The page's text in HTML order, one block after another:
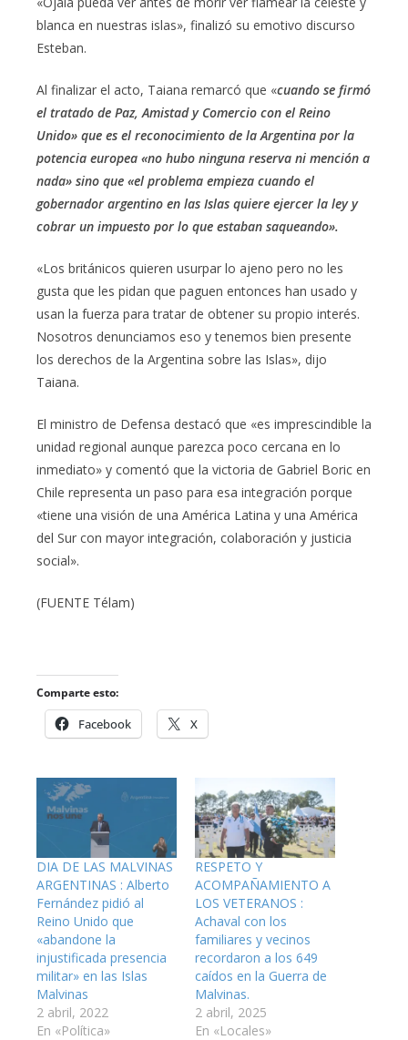
blanca en nuestras islas», finalizó su emotivo discurso
Esteban.
Al finalizar el acto, Taiana remarcó que «cuando se firmó
el tratado de Paz, Amistad y Comercio con el Reino
Unido» que es el reconocimiento de la Argentina por la
potencia europea «no hubo ninguna reserva ni mención a
nada» sino que «el problema empieza cuando el
gobernador argentino en las Islas quiere ejercer la ley y
cobrar un impuesto por lo que estaban saqueando».
«Los británicos quieren usurpar lo ajeno pero no les
gusta que les pidan que paguen entonces han usado y
usan la fuerza para tratar de obtener su propio interés.
Nosotros denunciamos eso y tenemos bien presente
los derechos de la Argentina sobre las Islas», dijo
Taiana.
El ministro de Defensa destacó que «es imprescindible la
unidad regional aunque parezca poco cercana en lo
inmediato» y comentó que la victoria de Gabriel Boric en
Chile representa un paso para esa integración porque
«tiene una visión de una América Latina y una América
del Sur con mayor integración, colaboración y justicia
social».
(FUENTE Télam)
Comparte esto:
Facebook X
DIA DE LAS MALVINAS
ARGENTINAS : Alberto
Fernández pidió al
Reino Unido que
«abandone la
injustificada presencia
militar» en las Islas
Malvinas
2 abril, 2022
En «Política»
RESPETO Y
ACOMPAÑAMIENTO A
LOS VETERANOS :
Achaval con los
familiares y vecinos
recordaron a los 649
caídos en la Guerra de
Malvinas.
2 abril, 2025
En «Locales»